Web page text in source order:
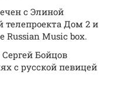
с Элиной
Дом 2 и
Russian Music box.
Бойцов
с русской певицей